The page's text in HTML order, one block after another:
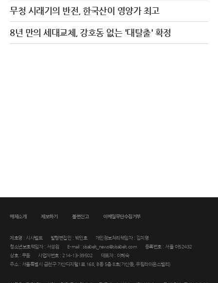
무청 시래기의 반전, 한국산이 영양가 최고
8년 만의 세대교체, 강호동 없는 '대탈출' 확정
매체소개 제보하기 불편신고 이메일무단수집거부
제호명 : 시사벨트 발행편집인 : 박인호
개인정보처리책임자 : 김지영
청소년보호책임자 : 서성원
E-mail : sisabelt_news@sisabelt.com
등록번호 : 서울 아52432
상호 : 쿠움
사업자번호 : 214-13-39502
대표자 : 이혜숙
주소 : 서울특별시 금천구 가산디지털1로 168, B동 5층 8호(가산동, 우림라이온스밸리)